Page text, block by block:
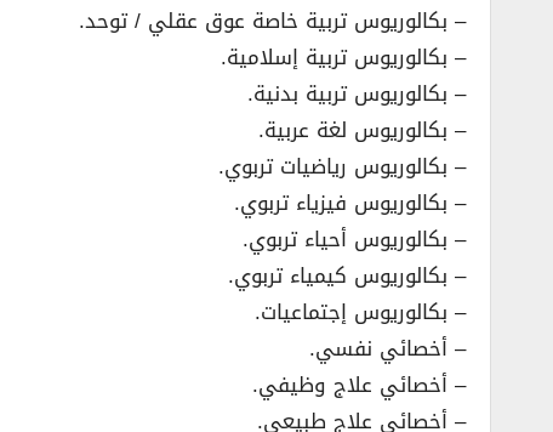
– بكالوريوس تربية خاصة عوق عقلي / توحد.
– بكالوريوس تربية إسلامية.
– بكالوريوس تربية بدنية.
– بكالوريوس لغة عربية.
– بكالوريوس رياضيات تربوي.
– بكالوريوس فيزياء تربوي.
– بكالوريوس أحياء تربوي.
– بكالوريوس كيمياء تربوي.
– بكالوريوس إجتماعيات.
– أخصائي نفسي.
– أخصائي علاج وظيفي.
– أخصائي علاج طبيعي.